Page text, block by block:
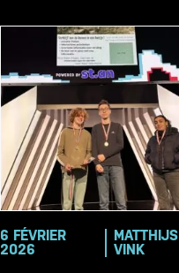
6 FÉVRIER
2026
MATTHIJS
VINK